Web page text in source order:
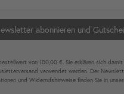
abonnieren und
von 100,00 €. Sie erklären sich
ver­wen­det werden. Der
und Wider­rufshin­weise finden Sie in